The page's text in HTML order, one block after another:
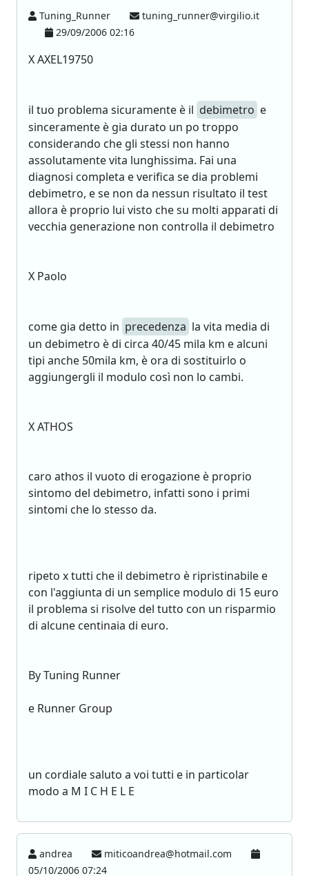
Tuning_Runner
tuning_runner@virgilio.it
29/09/2006 02:16
X AXEL19750
il tuo problema sicuramente è il debimetro e
sinceramente è gia durato un po troppo
considerando che gli stessi non hanno
assolutamente vita lunghissima. Fai una
diagnosi completa e verifica se dia problemi
debimetro, e se non da nessun risultato il test
allora è proprio lui visto che su molti apparati di
vecchia generazione non controlla il debimetro
X Paolo
come gia detto in precedenza la vita media di
un debimetro è di circa 40/45 mila km e alcuni
tipi anche 50mila km, è ora di sostituirlo o
aggiungergli il modulo così non lo cambi.
X ATHOS
caro athos il vuoto di erogazione è proprio
sintomo del debimetro, infatti sono i primi
sintomi che lo stesso da.
ripeto x tutti che il debimetro è ripristinabile e
con l'aggiunta di un semplice modulo di 15 euro
il problema si risolve del tutto con un risparmio
di alcune centinaia di euro.
By Tuning Runner
e Runner Group
un cordiale saluto a voi tutti e in particolar
modo a M I C H E L E
andrea
miticoandrea@hotmail.com
05/10/2006 07:24